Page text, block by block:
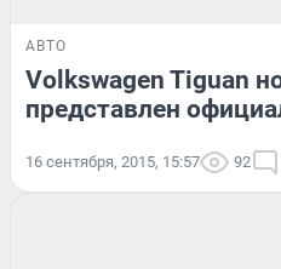
АВТО
Volkswagen Tiguan
представлен
16 сентября, 2015, 15:57 92